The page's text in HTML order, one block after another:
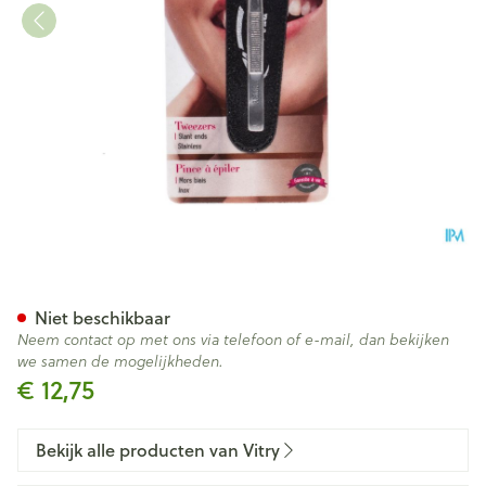
€ 12,75
Niet beschikbaar
Neem contact op met ons via telefoon of e-mail, dan bekijken
we samen de mogelijkheden.
Bekijk alle producten van Vitry